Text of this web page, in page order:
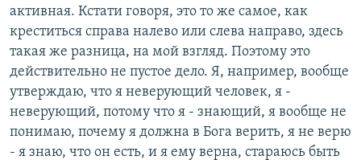
активная. Кстати говоря, это то же самое, как
креститься справа налево или слева направо, здесь
такая же разница, на мой взгляд. Поэтому это
действительно не пустое дело. Я, например, вообще
утверждаю, что я неверующий человек, я -
неверующий, потому что я - знающий, я вообще не
понимаю, почему я должна в Бога верить, я не верю
- я знаю, что он есть, и я ему верна, стараюсь быть